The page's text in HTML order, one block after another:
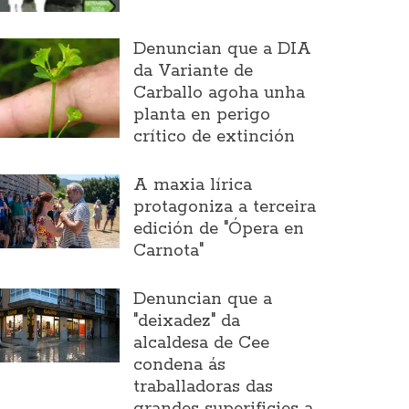
Denuncian que a DIA
da Variante de
Carballo agoha unha
planta en perigo
crítico de extinción
A maxia lírica
protagoniza a terceira
edición de "Ópera en
Carnota"
Denuncian que a
"deixadez" da
alcaldesa de Cee
condena ás
traballadoras das